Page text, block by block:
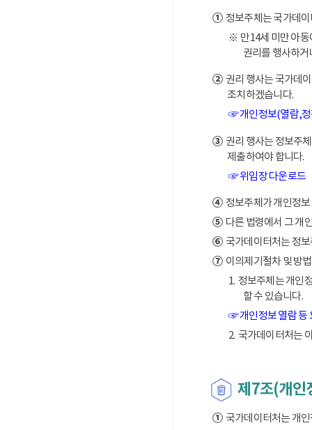
①정보주체는 국가데이
※ 만14세 미만 아동
권리를 행사하거
②권리 행사는 국가데
조치하겠습니다.
☞ 개인정보(열람,정
③권리 행사는 정보주체
제출하여야 합니다.
☞ 위임장 다운로드
④정보주체가 개인정보
⑤다른 법령에서 그 개
⑥국가데이터처는 정보
⑦이의제기절차 및 방
1. 정보주체는 개인
할 수 있습니다.
☞ 개인정보 열람 등
2. 국가데이터처는
제7조(개인
①국가데이터처는 개인